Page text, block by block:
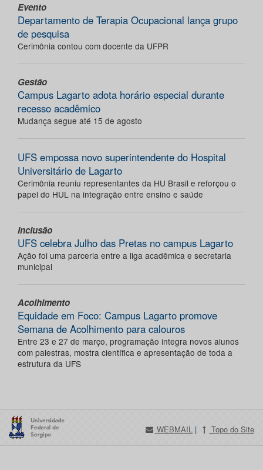
Evento
Departamento de Terapia Ocupacional lança grupo
de pesquisa
Cerimônia contou com docente da UFPR
Gestão
Campus Lagarto adota horário especial durante
recesso acadêmico
Mudança segue até 15 de agosto
UFS empossa novo superintendente do Hospital
Universitário de Lagarto
Cerimônia reuniu representantes da HU Brasil e reforçou o
papel do HUL na integração entre ensino e saúde
Inclusão
UFS celebra Julho das Pretas no campus Lagarto
Ação foi uma parceria entre a liga acadêmica e secretaria
municipal
Acolhimento
Equidade em Foco: Campus Lagarto promove
Semana de Acolhimento para calouros
Entre 23 e 27 de março, programação integra novos alunos
com palestras, mostra científica e apresentação de toda a
estrutura da UFS
WEBMAIL | Topo do Site